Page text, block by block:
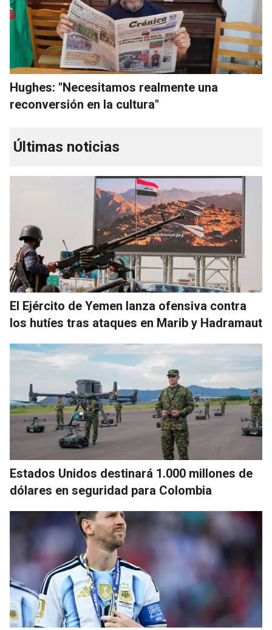
Hughes: "Necesitamos realmente una
reconversión en la cultura"
Últimas noticias
El Ejército de Yemen lanza ofensiva contra
los hutíes tras ataques en Marib y Hadramaut
Estados Unidos destinará 1.000 millones de
dólares en seguridad para Colombia